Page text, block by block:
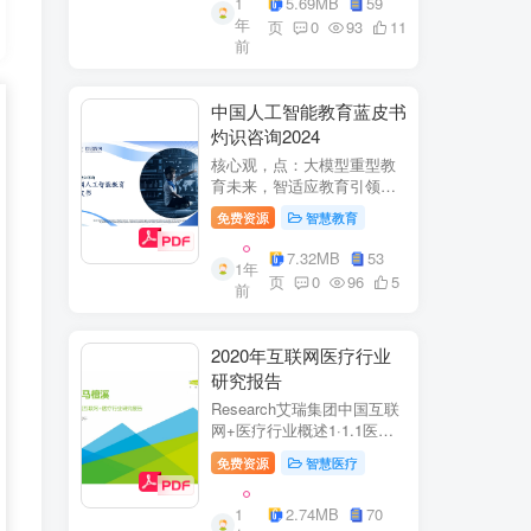
参编綦兵、谷金辉、温庆
福、王丹、岳...
年
前
页
0 93 11
中国人工智能教育蓝皮书
灼识咨询2024
核心观，点：大模型重型教
育未来，智适应教育引领
A+教有新纪元灼识咨询
China inshts Consultancy帆
观：深剂：洞来：失减：全
球故有革新浪湘2学习机妆占
硬件查头智道，应学习机市
免费资源 智慧教育
1年
前
7.32MB
53
页
0 96 5
2020年互联网医疗行业
研究报告
Research艾瑞集团中国互联
网+医疗行业概述1·1.1医疗
行业困境中国互联网+医疗行
业现状2中国互联网+医疗用
户行为洞察3中国互联网+医
疗热门赛道分析4中国互联网
免费资源 智慧医疗
1
2.74MB
70